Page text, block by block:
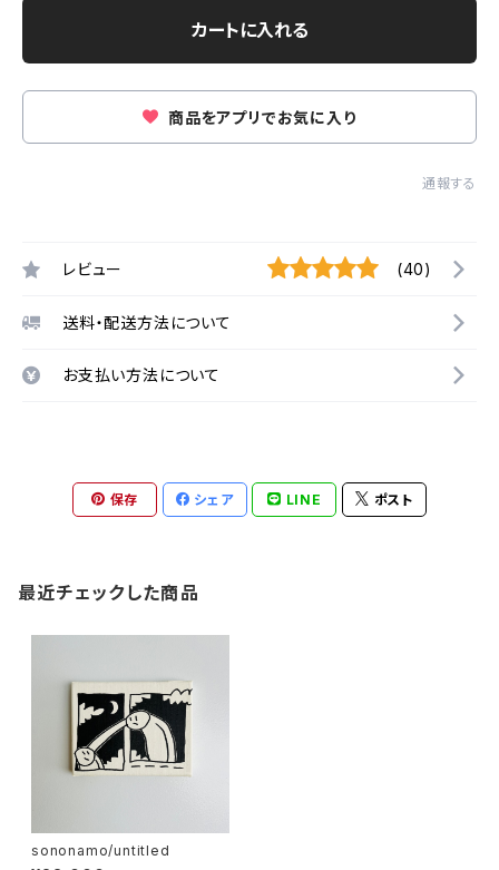
カートに入れる
商品をアプリでお気に入り
通報する
レビュー (40)
送料・配送方法について
お支払い方法について
保存 シェア LINE ポスト
最近チェックした商品
sononamo/untitled